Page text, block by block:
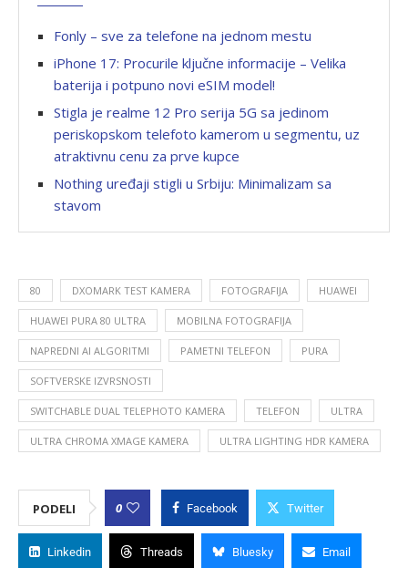
Fonly – sve za telefone na jednom mestu
iPhone 17: Procurile ključne informacije – Velika
baterija i potpuno novi eSIM model!
Stigla je realme 12 Pro serija 5G sa jedinom
periskopskom telefoto kamerom u segmentu, uz
atraktivnu cenu za prve kupce
Nothing uređaji stigli u Srbiju: Minimalizam sa
stavom
80 DXOMARK TEST KAMERA FOTOGRAFIJA HUAWEI
HUAWEI PURA 80 ULTRA MOBILNA FOTOGRAFIJA
NAPREDNI AI ALGORITMI PAMETNI TELEFON PURA
SOFTVERSKE IZVRSNOSTI
SWITCHABLE DUAL TELEPHOTO KAMERA TELEFON ULTRA
ULTRA CHROMA XMAGE KAMERA ULTRA LIGHTING HDR KAMERA
PODELI 0 Facebook Twitter
Linkedin Threads Bluesky Email